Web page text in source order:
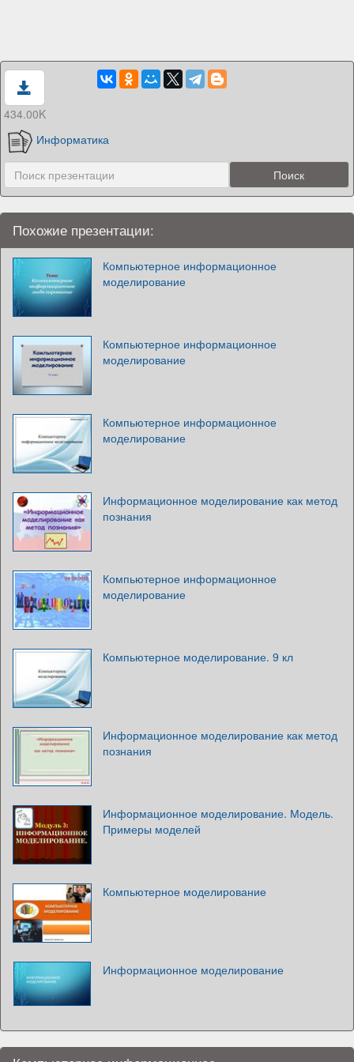
434.00K
Информатика
Похожие презентации:
Компьютерное информационное
моделирование
Компьютерное информационное
моделирование
Компьютерное информационное
моделирование
Информационное моделирование как метод
познания
Компьютерное информационное
моделирование
Компьютерное моделирование. 9 кл
Информационное моделирование как метод
познания
Информационное моделирование. Модель.
Примеры моделей
Компьютерное моделирование
Информационное моделирование